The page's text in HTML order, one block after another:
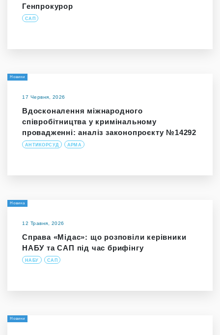
Генпрокурор
САП
Новини
17 Червня, 2026
Вдосконалення міжнародного
співробітництва у кримінальному
провадженні: аналіз законопроєкту №14292
АНТИКОРСУД АРМА
Новина
12 Травня, 2026
Справа «Мідас»: що розповіли керівники
НАБУ та САП під час брифінгу
НАБУ САП
Новини